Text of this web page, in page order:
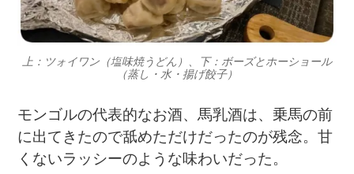
上：ツォイワン（塩味焼うどん）、下：ボーズとホーショール
（蒸し・水・揚げ餃子）
モンゴルの代表的なお酒、馬乳酒は、乗馬の前
に出てきたので舐めただけだったのが残念。甘
くないラッシーのような味わいだった。